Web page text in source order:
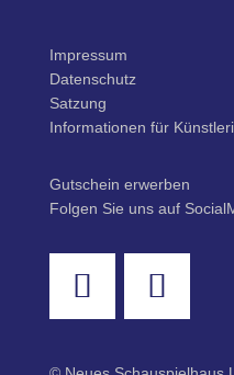
Impressum
Datenschutz
Satzung
Informationen für
Gutschein erwerben
Folgen Sie uns auf